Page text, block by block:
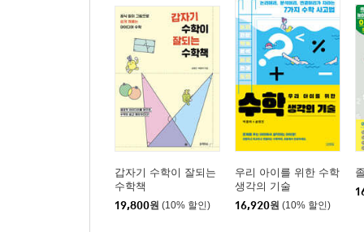
갑자기 수학이 잘되는
수학책
19,800원 (10% 할인)
우리 아이를 위한 수학
생각의 기술
16,920원 (10% 할인)